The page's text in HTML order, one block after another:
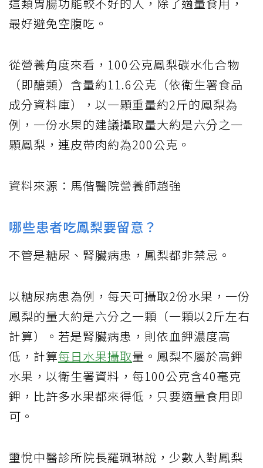
最好避免空腹吃。
從營養角度來看，100公克鳳梨碳水化合物
（即醣類）含量約11.6公克（依衛生署食品
成分資料庫），以一顆重量約2斤的鳳梨為
例，一份水果的建議攝取量大約是六分之一
顆鳳梨，連皮帶肉約為200公克。
資料來源：馬偕醫院營養師趙強
哪些患者吃鳳梨要留意？
不管是糖尿、腎臟病患，鳳梨都非禁忌。
以糖尿病患為例，每天可攝取2份水果，一份
鳳梨的量大約是六分之一顆（一顆以2斤左右
計算）。若是腎臟病患，則依血鉀濃度高
低，計算每日水果攝取量。鳳梨不屬於高鉀
水果，以衛生署資料，每100公克含40毫克
鉀，比許多水果都來得低，只要適量食用即
可。
璽悅中醫診所院長羅珮琳說，少數人對鳳梨